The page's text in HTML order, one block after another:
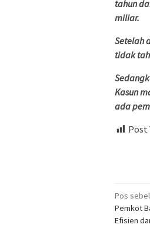
tahun
miliar.
Setelah
tidak
Kasun
ada
Post
pos
Pos
Pemkot
Efisien